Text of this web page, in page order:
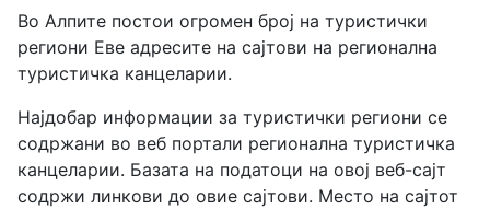
Во Алпите постои огромен број на туристички
региони Еве адресите на сајтови на регионална
туристичка канцеларии.
Hајдобар информации за туристички региони се
содржани во веб портали регионална туристичка
канцеларии. Базата на податоци на овој веб-сајт
содржи линкови до овие сајтови. Место на сајтот